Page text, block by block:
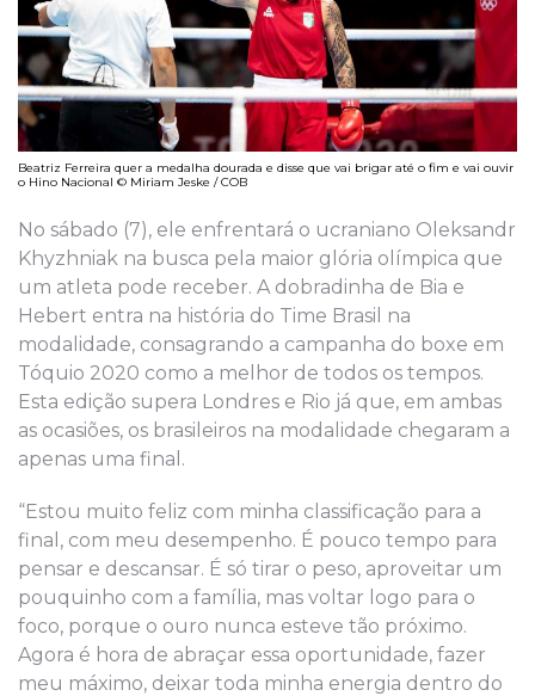
Beatriz Ferreira quer a medalha dourada e disse que vai brigar até o fim e vai ouvir
o Hino Nacional © Miriam Jeske / COB
No sábado (7), ele enfrentará o ucraniano Oleksandr
Khyzhniak na busca pela maior glória olímpica que
um atleta pode receber. A dobradinha de Bia e
Hebert entra na história do Time Brasil na
modalidade, consagrando a campanha do boxe em
Tóquio 2020 como a melhor de todos os tempos.
Esta edição supera Londres e Rio já que, em ambas
as ocasiões, os brasileiros na modalidade chegaram a
apenas uma final.
“Estou muito feliz com minha classificação para a
final, com meu desempenho. É pouco tempo para
pensar e descansar. É só tirar o peso, aproveitar um
pouquinho com a família, mas voltar logo para o
foco, porque o ouro nunca esteve tão próximo.
Agora é hora de abraçar essa oportunidade, fazer
meu máximo, deixar toda minha energia dentro do